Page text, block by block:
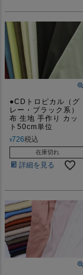
●CDトロピカル（グ
レー・ブラック系）
布 生地 手作り カッ
ト50cm単位
¥726税込
在庫切れ
詳細を見る